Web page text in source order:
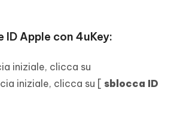
ID Apple con 4uKey:
iniziale, clicca su
iniziale, clicca su [ sblocca ID